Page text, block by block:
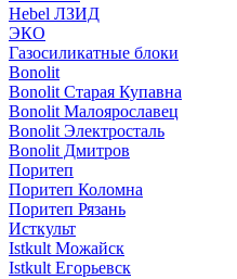
Hebel ЛЗИД
ЭКО
Газосиликатные блоки
Bonolit
Bonolit Старая Купавна
Bonolit Малоярославец
Bonolit Электросталь
Bonolit Дмитров
Поритеп
Поритеп Коломна
Поритеп Рязань
Исткульт
Istkult Можайск
Istkult Егорьевск